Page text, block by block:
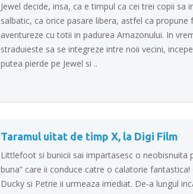
Jewel decide, insa, ca e timpul ca cei trei copii sa
salbatic, ca orice pasare libera, astfel ca propune
aventureze cu totii in padurea Amazonului. In
straduieste sa se integreze intre noii vecini,
putea pierde pe Jewel si ..
Taramul uitat de timp X, la Digi Film
Littlefoot si bunicii sai impartasesc o neobisnuita
buna” care ii conduce catre o calatorie fantastica!
Ducky si Petrie ii urmeaza imediat. De-a lungul